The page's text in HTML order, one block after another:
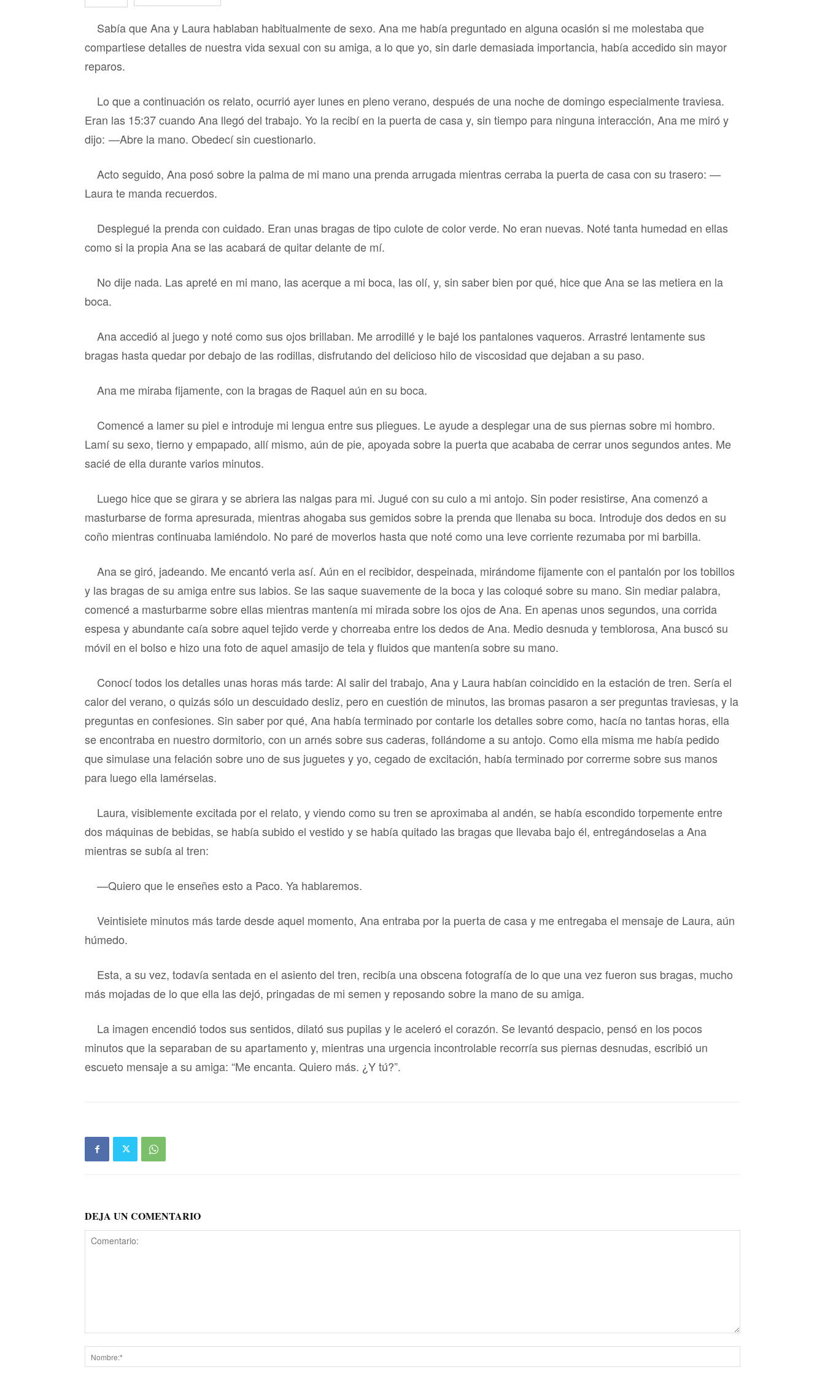
Sabía que Ana y Laura hablaban habitualmente de sexo. Ana me había preguntado en alguna ocasión si me molestaba que
compartiese detalles de nuestra vida sexual con su amiga, a lo que yo, sin darle demasiada importancia, había accedido sin mayor
reparos.
Lo que a continuación os relato, ocurrió ayer lunes en pleno verano, después de una noche de domingo especialmente traviesa.
Eran las 15:37 cuando Ana llegó del trabajo. Yo la recibí en la puerta de casa y, sin tiempo para ninguna interacción, Ana me miró y
dijo: —Abre la mano. Obedecí sin cuestionarlo.
Acto seguido, Ana posó sobre la palma de mi mano una prenda arrugada mientras cerraba la puerta de casa con su trasero: —
Laura te manda recuerdos.
Desplegué la prenda con cuidado. Eran unas bragas de tipo culote de color verde. No eran nuevas. Noté tanta humedad en ellas
como si la propia Ana se las acabará de quitar delante de mí.
No dije nada. Las apreté en mi mano, las acerque a mi boca, las olí, y, sin saber bien por qué, hice que Ana se las metiera en la
boca.
Ana accedió al juego y noté como sus ojos brillaban. Me arrodillé y le bajé los pantalones vaqueros. Arrastré lentamente sus
bragas hasta quedar por debajo de las rodillas, disfrutando del delicioso hilo de viscosidad que dejaban a su paso.
Ana me miraba fijamente, con la bragas de Raquel aún en su boca.
Comencé a lamer su piel e introduje mi lengua entre sus pliegues. Le ayude a desplegar una de sus piernas sobre mi hombro.
Lamí su sexo, tierno y empapado, allí mismo, aún de pie, apoyada sobre la puerta que acababa de cerrar unos segundos antes. Me
sacié de ella durante varios minutos.
Luego hice que se girara y se abriera las nalgas para mi. Jugué con su culo a mi antojo. Sin poder resistirse, Ana comenzó a
masturbarse de forma apresurada, mientras ahogaba sus gemidos sobre la prenda que llenaba su boca. Introduje dos dedos en su
coño mientras continuaba lamiéndolo. No paré de moverlos hasta que noté como una leve corriente rezumaba por mi barbilla.
Ana se giró, jadeando. Me encantó verla así. Aún en el recibidor, despeinada, mirándome fijamente con el pantalón por los tobillos
y las bragas de su amiga entre sus labios. Se las saque suavemente de la boca y las coloqué sobre su mano. Sin mediar palabra,
comencé a masturbarme sobre ellas mientras mantenía mi mirada sobre los ojos de Ana. En apenas unos segundos, una corrida
espesa y abundante caía sobre aquel tejido verde y chorreaba entre los dedos de Ana. Medio desnuda y temblorosa, Ana buscó su
móvil en el bolso e hizo una foto de aquel amasijo de tela y fluidos que mantenía sobre su mano.
Conocí todos los detalles unas horas más tarde: Al salir del trabajo, Ana y Laura habían coincidido en la estación de tren. Sería el
calor del verano, o quizás sólo un descuidado desliz, pero en cuestión de minutos, las bromas pasaron a ser preguntas traviesas, y la
preguntas en confesiones. Sin saber por qué, Ana había terminado por contarle los detalles sobre como, hacía no tantas horas, ella
se encontraba en nuestro dormitorio, con un arnés sobre sus caderas, follándome a su antojo. Como ella misma me había pedido
que simulase una felación sobre uno de sus juguetes y yo, cegado de excitación, había terminado por correrme sobre sus manos
para luego ella lamérselas.
Laura, visiblemente excitada por el relato, y viendo como su tren se aproximaba al andén, se había escondido torpemente entre
dos máquinas de bebidas, se había subido el vestido y se había quitado las bragas que llevaba bajo él, entregándoselas a Ana
mientras se subía al tren:
—Quiero que le enseñes esto a Paco. Ya hablaremos.
Veintisiete minutos más tarde desde aquel momento, Ana entraba por la puerta de casa y me entregaba el mensaje de Laura, aún
húmedo.
Esta, a su vez, todavía sentada en el asiento del tren, recibía una obscena fotografía de lo que una vez fueron sus bragas, mucho
más mojadas de lo que ella las dejó, pringadas de mi semen y reposando sobre la mano de su amiga.
La imagen encendió todos sus sentidos, dilató sus pupilas y le aceleró el corazón. Se levantó despacio, pensó en los pocos
minutos que la separaban de su apartamento y, mientras una urgencia incontrolable recorría sus piernas desnudas, escribió un
escueto mensaje a su amiga: “Me encanta. Quiero más. ¿Y tú?”.
DEJA UN COMENTARIO